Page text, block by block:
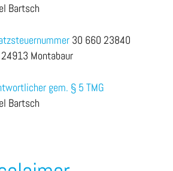
Bartsch
30 660 23840
Montabaur
gem. § 5 TMG
Bartsch